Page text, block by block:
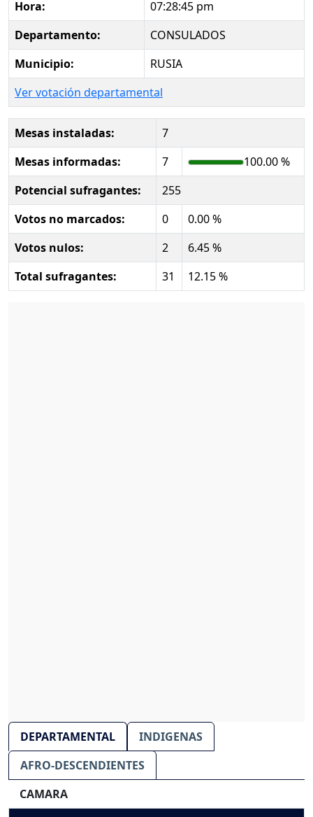
Hora:
07:28:45 pm
Departamento:
CONSULADOS
Municipio:
RUSIA
Ver votación departamental
Mesas instaladas:
7
Mesas informadas:
7
100.00 %
Potencial sufragantes:
255
Votos no marcados:
0
0.00 %
Votos nulos:
2
6.45 %
Total sufragantes:
31 12.15 %
DEPARTAMENTAL
INDIGENAS
AFRO-DESCENDIENTES
CAMARA